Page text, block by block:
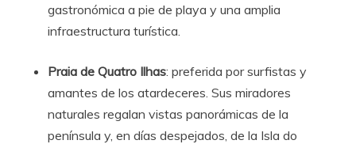
gastronómica a pie de playa y una amplia
infraestructura turística.
Praia de Quatro Ilhas: preferida por surfistas y
amantes de los atardeceres. Sus miradores
naturales regalan vistas panorámicas de la
península y, en días despejados, de la Isla do